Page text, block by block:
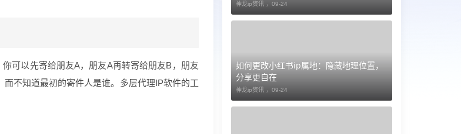
可以先寄给朋友A，朋友A再转寄给朋友B，朋友
不知道最初的寄件人是谁。多层代理IP软件的工
神龙ip资讯 ， 09-24
如何更改小红书ip属地：隐藏地理位置，
分享更自在
神龙ip资讯 ， 09-24